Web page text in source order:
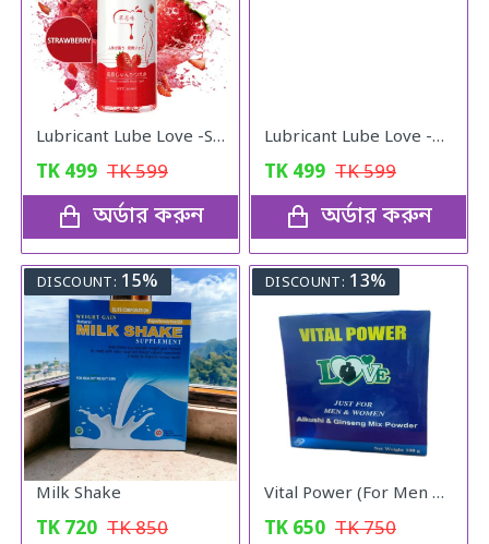
Lubricant Lube Love -Stroberry Gel
TK 499 TK599
অর্ডার করুন
Lubricant Lube Love -Blueberry Gel
TK 499 TK599
অর্ডার করুন
DISCOUNT: 15%
Milk Shake
TK 720 TK850
DISCOUNT: 13%
Vital Power (For Men & Woman)
TK 650 TK750